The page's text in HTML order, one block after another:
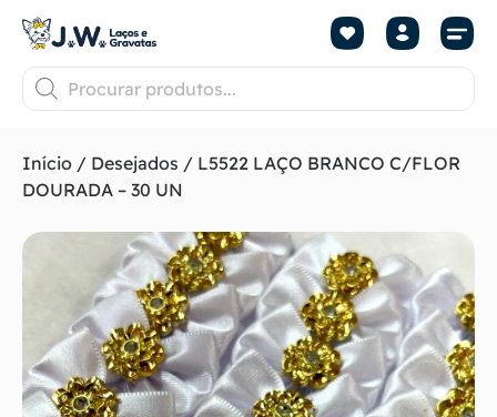
Início / Desejados / L5522 LAÇO BRANCO C/FLOR
DOURADA – 30 UN